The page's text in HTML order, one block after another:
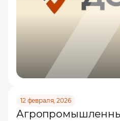
12 февраля, 2026